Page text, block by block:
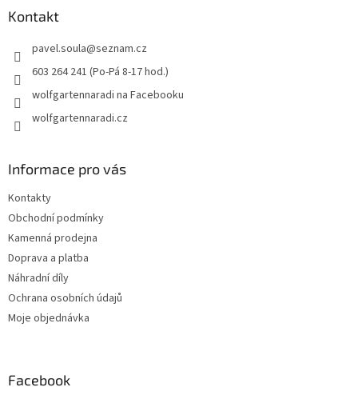
Kontakt
pavel.soula@seznam.cz
603 264 241 (Po-Pá 8-17 hod.)
wolfgartennaradi na Facebooku
wolfgartennaradi.cz
Informace pro vás
Kontakty
Obchodní podmínky
Kamenná prodejna
Doprava a platba
Náhradní díly
Ochrana osobních údajů
Moje objednávka
Facebook